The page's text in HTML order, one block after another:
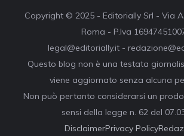
Copyright © 2025 - Editorially Srl - Via
Roma - P.Iva
legal@editorially.it -
Questo blog non è una testata
viene aggiornato senza alcuna
Non può pertanto considerarsi un
sensi della legge n. 62 del
DisclaimerPrivacy Policy